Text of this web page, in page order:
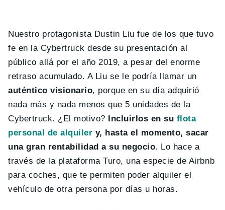
Nuestro protagonista Dustin Liu fue de los que tuvo
fe en la Cybertruck desde su presentación al
público allá por el año 2019, a pesar del enorme
retraso acumulado. A Liu se le podría llamar un
auténtico visionario, porque en su día adquirió
nada más y nada menos que 5 unidades de la
Cybertruck. ¿El motivo?
Incluirlos en su flota
personal de alquiler y, hasta el momento, sacar
una gran rentabilidad a su negocio. Lo hace a
través de la plataforma Turo, una especie de Airbnb
para coches, que te permiten poder alquiler el
vehículo de otra persona por días u horas.